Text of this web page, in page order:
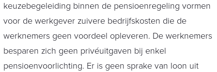
keuzebegeleiding binnen de pensioenregeling vormen
voor de werkgever zuivere bedrijfskosten die de
werknemers geen voordeel opleveren. De werknemers
besparen zich geen privéuitgaven bij enkel
pensioenvoorlichting. Er is geen sprake van loon uit